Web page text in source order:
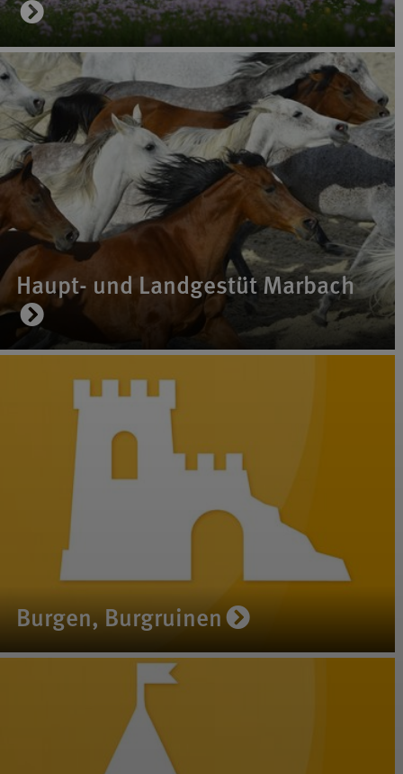
Haupt- und Landgestüt Marbach
Burgen, Burgruinen